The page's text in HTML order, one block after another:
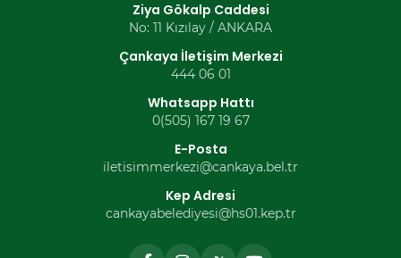
Ziya Gökalp Caddesi
No: 11 Kızılay / ANKARA
Çankaya İletişim Merkezi
444 06 01
Whatsapp Hattı
0(505) 167 19 67
E-Posta
iletisimmerkezi@cankaya.bel.tr
Kep Adresi
cankayabelediyesi@hs01.kep.tr